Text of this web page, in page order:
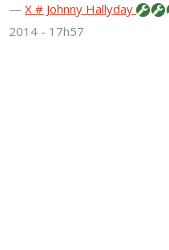
—X # Johnny Hallyday
2014 - 17h57